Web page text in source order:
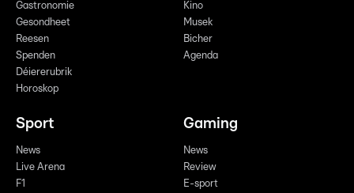
Gastronomie
Gesondheet
Reesen
Spenden
Déiererubrik
Horoskop
Kino
Musek
Bicher
Agenda
Sport
News
Live Arena
F1
Gaming
News
Review
E-sport